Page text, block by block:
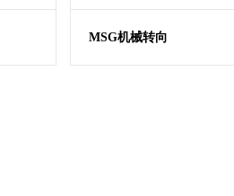
MSG机械转向